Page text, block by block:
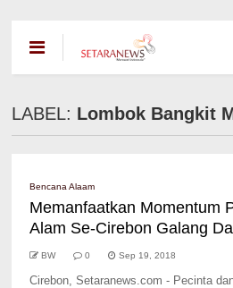
LABEL: Lombok Bangkit
Bencana Alaam
Memanfaatkan Momentum
Alam Se-Cirebon Galang
BW 0 Sep 19, 2018
Cirebon, Setaranews.com - Pecinta